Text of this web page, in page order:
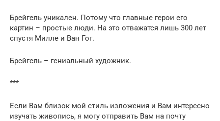
Брейгель уникален. Потому что главные герои его
картин – простые люди. На это отважатся лишь 300 лет
спустя Милле и Ван Гог.
Брейгель – гениальный художник.
***
Если Вам близок мой стиль изложения и Вам интересно
изучать живопись, я могу отправить Вам на почту